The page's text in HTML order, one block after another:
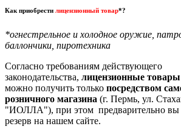
Как приобрести лицензионный товар*?
*огнестрельное и холодное оружие,
баллончики, пиротехника
Согласно требованиям действующего
законодательства, лицензионные
можно получить только посредством
розничного магазина (г. Пермь, ул.
"ИОЛЛА"), при этом предварительно вы
резерв на нашем сайте.